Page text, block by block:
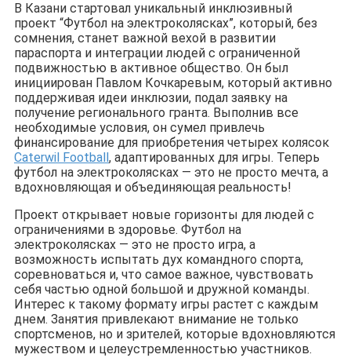
В Казани стартовал уникальный инклюзивный
проект “Футбол на электроколясках”, который, без
сомнения, станет важной вехой в развитии
параспорта и интеграции людей с ограниченной
подвижностью в активное общество. Он был
инициирован Павлом Кочкаревым, который активно
поддерживая идеи инклюзии, подал заявку на
получение регионального гранта. Выполнив все
необходимые условия, он сумел привлечь
финансирование для приобретения четырех колясок
Caterwil Football , адаптированных для игры. Теперь
футбол на электроколясках — это не просто мечта, а
вдохновляющая и объединяющая реальность!
Проект открывает новые горизонты для людей с
ограничениями в здоровье. Футбол на
электроколясках — это не просто игра, а
возможность испытать дух командного спорта,
соревноваться и, что самое важное, чувствовать
себя частью одной большой и дружной команды.
Интерес к такому формату игры растет с каждым
днем. Занятия привлекают внимание не только
спортсменов, но и зрителей, которые вдохновляются
мужеством и целеустремленностью участников.